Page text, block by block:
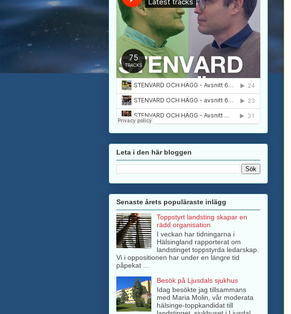
Leta i den här bloggen
Senaste årets populäraste inlägg
Toppstyrt landsting skapar en
rädd organisation
I veckan har tidningarna i
Hälsingland rapporterat om
landstinget toppstyrda ledarskap.
Vi i oppositionen har under en längre tid
påpekat ...
Besök på Ljusdals sjukhus
Idag besökte jag tillsammans
med Maria Molin, vår moderata
hälsinge-toppkandidat till